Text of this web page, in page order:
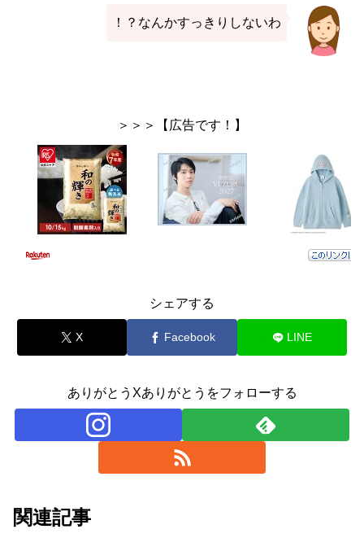
！？なんかすっきりしないわ
＞＞＞【広告です！】
シェアする
X Facebook LINE
ありがとうXありがとうをフォローする
関連記事